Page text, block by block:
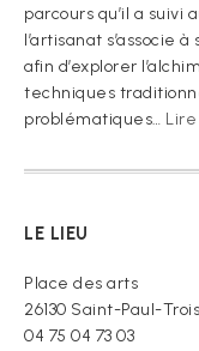
parcours qu’il a
l’artisanat s’associe
afin d’explorer
techniques
problématiques…
LE LIEU
Place des arts
26130 Saint-Paul-
04 75 04 73 03